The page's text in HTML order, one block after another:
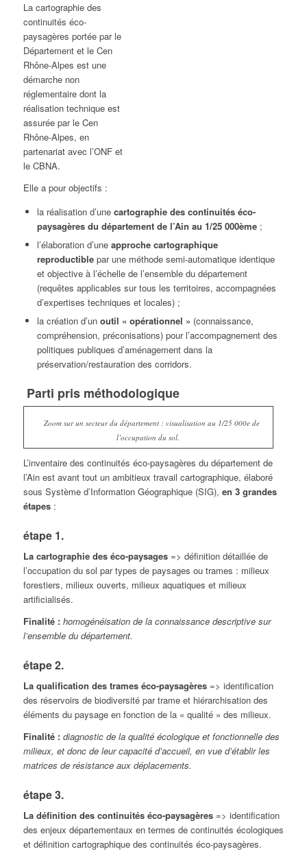
La cartographie des
continuités éco-
paysagères portée par le
Département et le Cen
Rhône-Alpes est une
démarche non
réglementaire dont la
réalisation technique est
assurée par le Cen
Rhône-Alpes, en
partenariat avec l’ONF et
le CBNA.
Elle a pour objectifs :
la réalisation d’unecartographie des continuités éco-
paysagères du département de l’Ain au 1/25 000ème;
l’élaboration d’une approche cartographique
reproductiblepar une méthode semi-automatique identique
et objective à l’échelle de l’ensemble du département
(requêtes applicables sur tous les territoires, accompagnées
d’expertises techniques et locales) ;
la création d’un outil « opérationnel » (connaissance,
compréhension, préconisations) pour l’accompagnement des
politiques publiques d’aménagement dans la
préservation/restauration des corridors.
Parti pris méthodologique
Zoom sur un secteur du département : visualisation au 1/25 000e de
l’occupation du sol.
L’inventaire des continuités éco-paysagères du département de
l’Ain est avant tout un ambitieux travail cartographique, élaboré
sous Système d’Information Géographique (SIG), en 3 grandes
étapes:
étape 1.
La cartographie des éco-paysages=> définition détaillée de
l’occupation du sol par types de paysages ou trames : milieux
forestiers, milieux ouverts, milieux aquatiques et milieux
artificialisés.
Finalité : homogénéisation de la connaissance descriptive sur
l’ensemble du département.
étape 2.
La qualification des trames éco-paysagères=> identification
des réservoirs de biodiversité par trame et hiérarchisation des
éléments du paysage en fonction de la « qualité » des milieux.
Finalité : diagnostic de la qualité écologique et fonctionnelle des
milieux, et donc de leur capacité d’accueil, en vue d’établir les
matrices de résistance aux déplacements.
étape 3.
La définition des continuités éco-paysagères=> identification
des enjeux départementaux en termes de continuités écologiques
et définition cartographique des continuités éco-paysagères.